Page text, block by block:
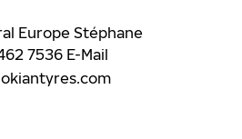
Europe Stéphane
7536 E-Mail